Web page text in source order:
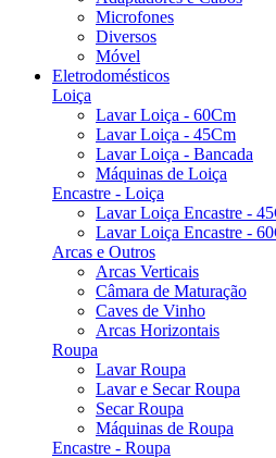
Microfones
Diversos
Móvel
Eletrodomésticos
Loiça
Lavar Loiça - 60Cm
Lavar Loiça - 45Cm
Lavar Loiça - Bancada
Máquinas de Loiça
Encastre - Loiça
Lavar Loiça Encastre -
Lavar Loiça Encastre -
Arcas e Outros
Arcas Verticais
Câmara de Maturação
Caves de Vinho
Arcas Horizontais
Roupa
Lavar Roupa
Lavar e Secar Roupa
Secar Roupa
Máquinas de Roupa
Encastre - Roupa